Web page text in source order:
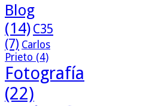
Blog
(14) C35
(7) Carlos
Prieto (4)
Fotografía
(22)